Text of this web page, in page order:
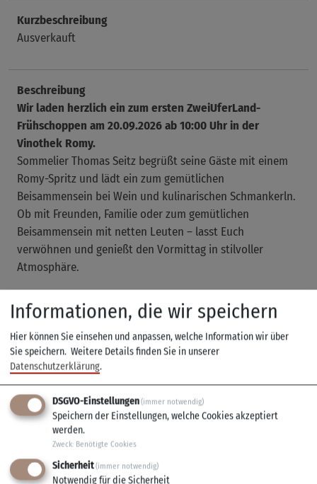
Kurzbeschreibung
Ausverkauft
Beschreibung
Wir laden herzlich ein zum ersten ZweiUferLand-
Frühschoppen am 20.09.2026 ab 10:00 Uhr in der
Vinothek Romy.
Sommelier Thomas Seitz begrüßt seine Gäste mit einem
Romy-Spritz und lädt ein zum gemütlichen
Beisammensein bei Wein und kulinarischen Schmankerln.
Ob mit Freunden, Familie oder zum gemütlichen
Beisammensein mit netten Leuten – lasst Euch
verwöhnen und genießt den Vormittag in stilvoller
Atmosphäre.
Preis pro Person: 39,- € / Person
Im Preis enthalten:
- Romy Spritz zum Empfang
- Quiche Lorraine
- Jochen Gaues Brot
- Käse- und Wurstauswahl
- Gesalzene Süßrahmbutter
- Silvaner und Schaumwein „Flatrate“
- Mineralwasser
Informationen, die wir speichern
Hier können Sie einsehen und anpassen, welche Information wir über
Sie speichern. Weitere Details finden Sie in unserer
Datenschutzerklärung.
DSGVO-Einstellungen(immer notwendig)
Speichern der Einstellungen, welche Cookies akzeptiert
werden.
Zweck: Benötigte Cookies
Sicherheit(immer notwendig)
Notwendig für die Sicherheit